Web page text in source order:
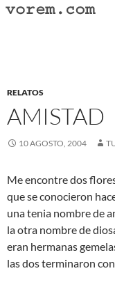
Saltar
RELATOS
AMISTAD
10 AGOSTO, 2004
Me encontre dos
que se conocieron
una tenia nombre de
la otra nombre de
eran hermanas
las dos terminaron